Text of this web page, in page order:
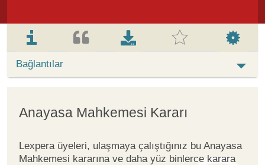
Bağlantılar
Anayasa Mahkemesi Kararı
Lexpera üyeleri, ulaşmaya çalıştığınız bu Anayasa
Mahkemesi kararına ve daha yüz binlerce karara